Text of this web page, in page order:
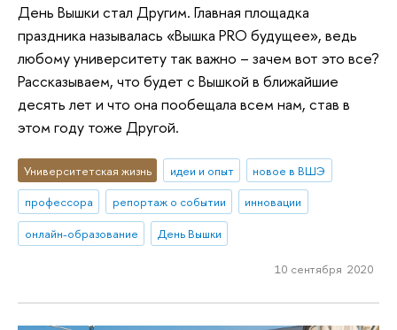
День Вышки стал Другим. Главная площадка
праздника называлась «Вышка PRO будущее», ведь
любому университету так важно – зачем вот это все?
Рассказываем, что будет с Вышкой в ближайшие
десять лет и что она пообещала всем нам, став в
этом году тоже Другой.
Университетская жизнь идеи и опыт
новое в ВШЭ
профессора
репортаж о событии
инновации
онлайн-образование
День Вышки
10 сентября 2020